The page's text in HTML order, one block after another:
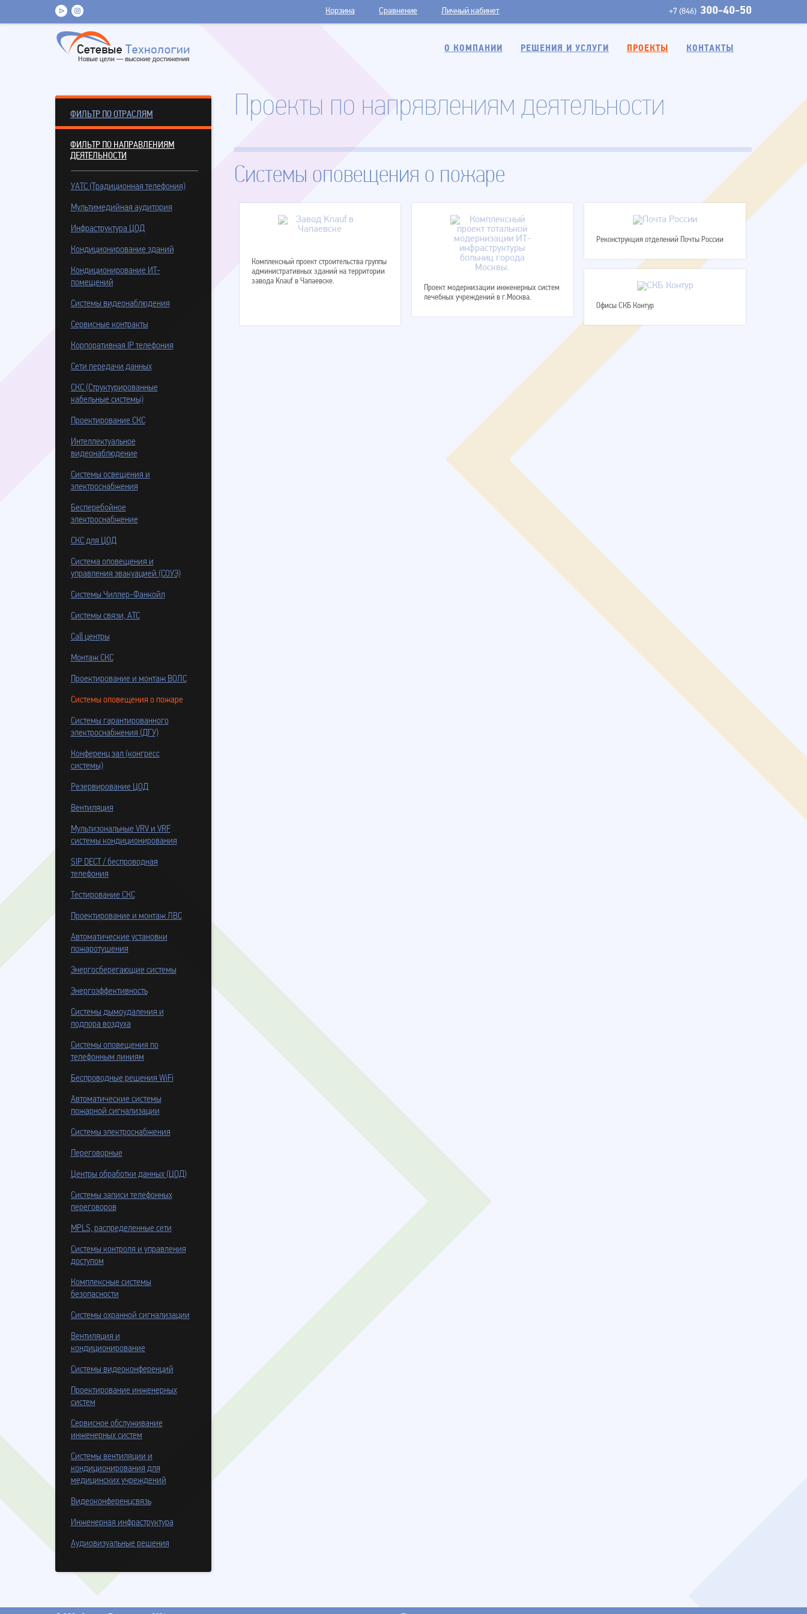
+7 (846) 300-40-50
Корзина Сравнение Личный кабинет
О КОМПАНИИ РЕШЕНИЯ И УСЛУГИ ПРОЕКТЫ КОНТАКТЫ
ФИЛЬТР ПО ОТРАСЛЯМ
ФИЛЬТР ПО НАПРАВЛЕНИЯМ
ДЕЯТЕЛЬНОСТИ
УАТС (Традиционная телефония)
Мультимедийная аудитория
Инфраструктура ЦОД
Кондиционирование зданий
Кондиционирование ИТ-
помещений
Системы видеонаблюдения
Сервисные контракты
Корпоративная IP телефония
Сети передачи данных
СКС (Структурированные
кабельные системы)
Проектирование СКС
Интеллектуальное
видеонаблюдение
Системы освещения и
электроснабжения
Бесперебойное
электроснабжение
СКС для ЦОД
Система оповещения и
управления эвакуацией (СОУЭ)
Системы Чиллер-Фанкойл
Системы связи, АТС
Call центры
Монтаж СКС
Проектирование и монтаж ВОЛС
Системы оповещения о пожаре
Системы гарантированного
электроснабжения (ДГУ)
Конференц зал (конгресс
системы)
Резервирование ЦОД
Вентиляция
Мультизональные VRV и VRF
системы кондиционирования
SIP DECT / беспроводная
телефония
Тестирование СКС
Проектирование и монтаж ЛВС
Автоматические установки
пожаротушения
Энергосберегающие системы
Энергоэффективность
Системы дымоудаления и
подпора воздуха
Системы оповещения по
телефонным линиям
Беспроводные решения WiFi
Автоматические системы
пожарной сигнализации
Системы электроснабжения
Переговорные
Центры обработки данных (ЦОД)
Системы записи телефонных
переговоров
MPLS, распределенные сети
Системы контроля и управления
доступом
Комплексные системы
безопасности
Системы охранной сигнализации
Вентиляция и
кондиционирование
Системы видеоконференций
Проектирование инженерных
систем
Сервисное обслуживание
инженерных систем
Системы вентиляции и
кондиционирования для
медицинских учреждений
Видеоконференцсвязь
Инженерная инфраструктура
Аудиовизуальные решения
Проекты по напрявлениям деятельности
Системы оповещения о пожаре
Комплексный проект строительства группы
административных зданий на территории
завода Knauf в Чапаевске.
Проект модернизации инженерных систем
лечебных учреждений в г.Москва.
Реконструкция отделений Почты России
Офисы СКБ Контур